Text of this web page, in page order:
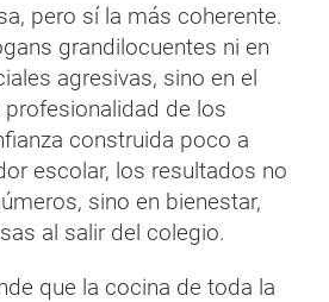
pero sí la más coherente.
grandilocuentes ni en
agresivas, sino en el
de los
construida poco a
escolar, los resultados no
sino en bienestar,
al salir del colegio.
que la cocina de toda la